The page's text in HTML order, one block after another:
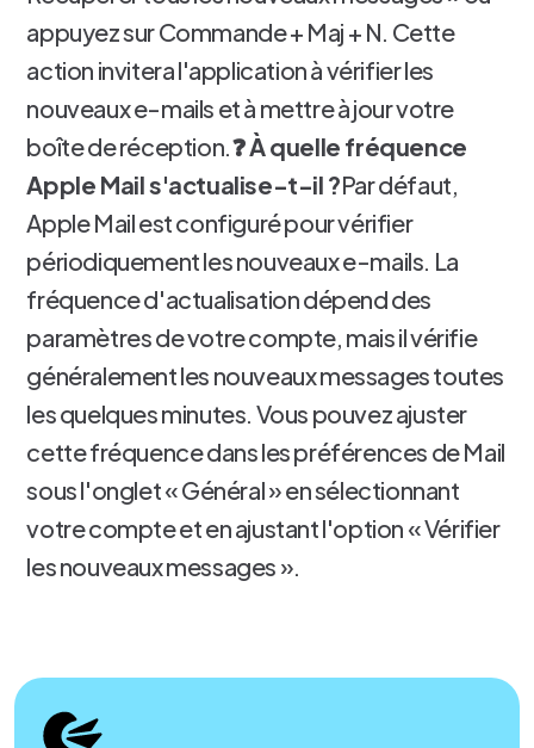
appuyez sur Commande + Maj + N. Cette
action invitera l'application à vérifier les
nouveaux e-mails et à mettre à jour votre
boîte de réception.❓ À quelle fréquence
Apple Mail s'actualise-t-il ?Par défaut,
Apple Mail est configuré pour vérifier
périodiquement les nouveaux e-mails. La
fréquence d'actualisation dépend des
paramètres de votre compte, mais il vérifie
généralement les nouveaux messages toutes
les quelques minutes. Vous pouvez ajuster
cette fréquence dans les préférences de Mail
sous l'onglet « Général » en sélectionnant
votre compte et en ajustant l'option « Vérifier
les nouveaux messages ».